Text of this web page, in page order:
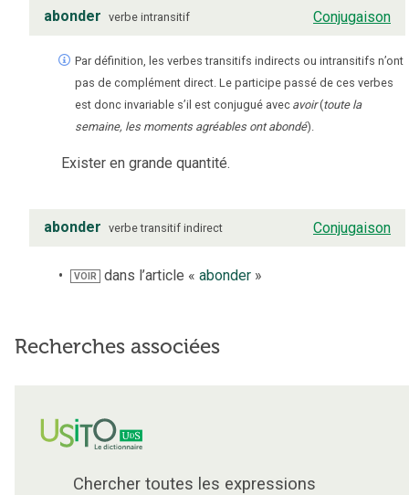
abonder verbe intransitif Conjugaison
Par définition, les verbes transitifs indirects ou intransitifs n’ont
pas de complément direct. Le participe passé de ces verbes
est donc invariable s’il est conjugué avec avoir(toute la
semaine, les moments agréables ont abondé).
Exister en grande quantité.
abonder verbe transitif indirect Conjugaison
VOIR dans l’article «abonder »
Recherches associées
Chercher toutes les expressions